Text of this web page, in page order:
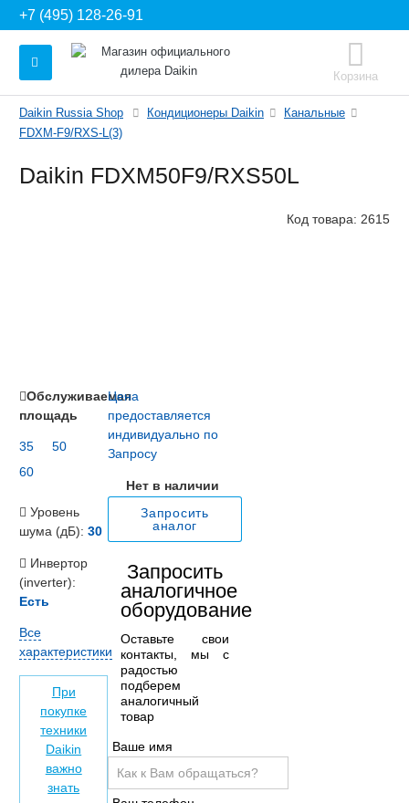
+7 (495) 128-26-91
Корзина
Daikin Russia Shop Кондиционеры Daikin
Канальные
FDXM-F9/RXS-L(3)
Daikin FDXM50F9/RXS50L
Код товара: 2615
Цена
предоставляется
индивидуально по
Запросу
Нет в наличии
Запросить
аналог
Запросить
аналогичное
оборудование
Оставьте свои
контакты, мы с
радостью
подберем
аналогичный
товар
Ваше имя
Обслуживаемая
площадь
35
50
60
Уровень
шума (дБ): 30
Инвертор
(inverter):
Есть
Все
характеристики
При
покупке
техники
Daikin
важно
знать